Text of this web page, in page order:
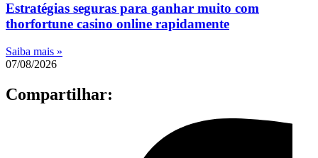
Estratégias seguras para ganhar muito com
thorfortune casino online rapidamente
Saiba mais »
07/08/2026
Compartilhar: